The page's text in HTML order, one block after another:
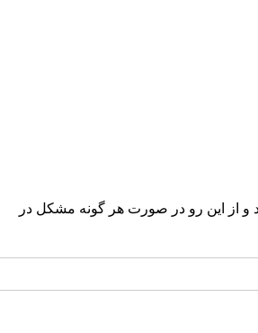
و از این رو در صورت هر گونه مشکل در